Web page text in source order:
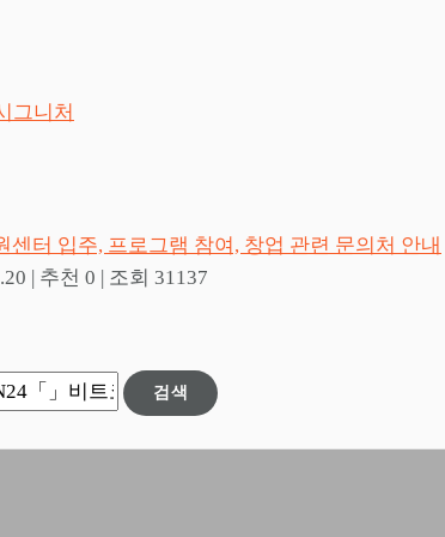
센터 입주, 프로그램 참여, 창업 관련 문의처 안내
| 추천 0 | 조회 31137
검색